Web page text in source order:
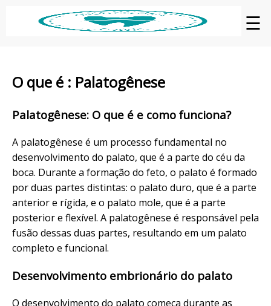
☰
O que é : Palatogênese
Palatogênese: O que é e como funciona?
A palatogênese é um processo fundamental no
desenvolvimento do palato, que é a parte do céu da
boca. Durante a formação do feto, o palato é formado
por duas partes distintas: o palato duro, que é a parte
anterior e rígida, e o palato mole, que é a parte
posterior e flexível. A palatogênese é responsável pela
fusão dessas duas partes, resultando em um palato
completo e funcional.
Desenvolvimento embrionário do palato
O desenvolvimento do palato começa durante as